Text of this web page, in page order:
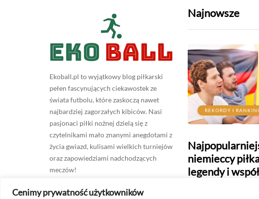
Cenimy prywatność użytkowników
Ekoball.pl to wyjątkowy blog piłkarski
pełen fascynujących ciekawostek ze
świata futbolu, które zaskoczą nawet
najbardziej zagorzałych kibiców. Nasi
pasjonaci piłki nożnej dzielą się z
czytelnikami mało znanymi anegdotami z
życia gwiazd, kulisami wielkich turniejów
oraz zapowiedziami nadchodzących
meczów!
Najnowsze
DEFINICJE
Jakie są pozycje piłkarskie
na boisku - Wyjaśniamy!
REKORDY I
niemieccy
legendy i